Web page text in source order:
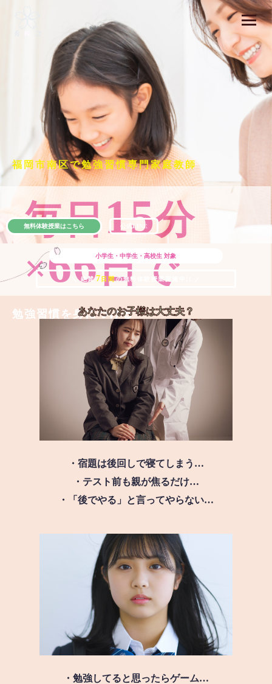
福岡市南区で勉強習慣専門家庭教師
毎日15分
×66日で
勉強習慣を身につける
小学生・中学生・高校生 対象
＼ 絶賛 7 日間の無料体験授業実施中!! ／
無料体験授業はこちら 公式LINE
あなたのお子様は大丈夫？
・宿題は後回しで寝てしまう…
・テスト前も親が焦るだけ…
・「後でやる」と言ってやらない…
・勉強してると思ったらゲーム…